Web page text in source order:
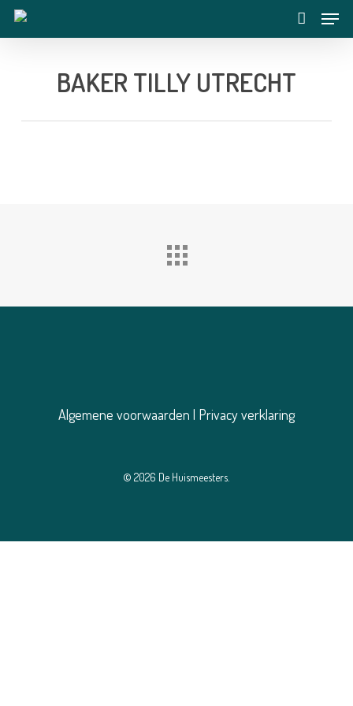
Skip
account
Menu
BAKER TILLY UTRECHT
Algemene voorwaarden | Privacy verklaring
© 2026 De Huismeesters.